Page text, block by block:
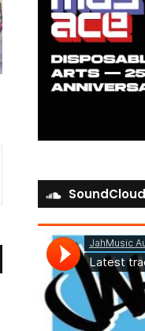
SoundCloud